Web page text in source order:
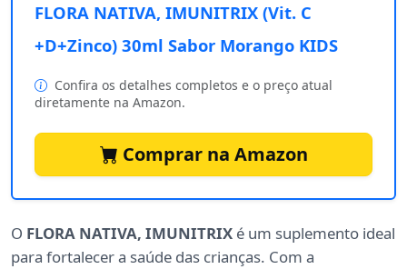
FLORA NATIVA, IMUNITRIX (Vit. C
+D+Zinco) 30ml Sabor Morango KIDS
Confira os detalhes completos e o preço atual
diretamente na Amazon.
Comprar na Amazon
O FLORA NATIVA, IMUNITRIX é um suplemento ideal
para fortalecer a saúde das crianças. Com a